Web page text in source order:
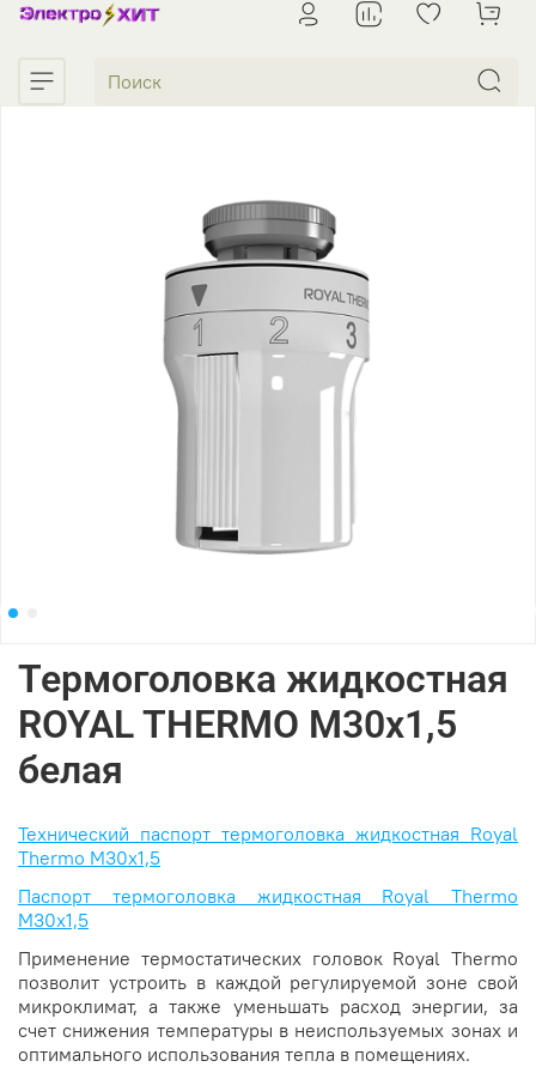
Термоголовка жидкостная
ROYAL THERMO М30х1,5
белая
Технический паспорт термоголовка жидкостная Royal
Thermo M30x1,5
Паспорт термоголовка жидкостная Royal Thermo
M30x1,5
Применение термостатических головок Royal Thermo
позволит устроить в каждой регулируемой зоне свой
микроклимат, а также уменьшать расход энергии, за
счет снижения температуры в неиспользуемых зонах и
оптимального использования тепла в помещениях.